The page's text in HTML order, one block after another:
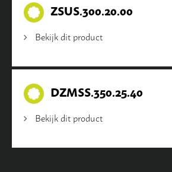
ZSUS.300.20.00
Bekijk dit product
DZMSS.350.25.40
Bekijk dit product